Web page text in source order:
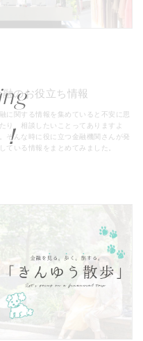
融のお役立ち情報
に関する情報を集めていると不安に思
り、相談したいことってありますよ
そんな時に役に立つ金融機関さんが発
ている情報をまとめてみました。